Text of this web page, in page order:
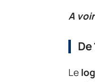
A
De
Le